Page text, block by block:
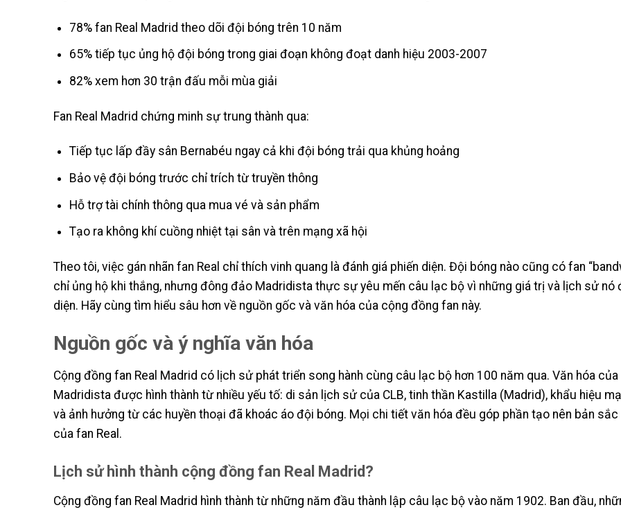
78% fan Real Madrid theo dõi đội bóng trên 10 năm
65% tiếp tục ủng hộ đội bóng trong giai đoạn không đoạt danh hiệu 2003-2007
82% xem hơn 30 trận đấu mỗi mùa giải
Fan Real Madrid chứng minh sự trung thành qua:
Tiếp tục lấp đầy sân Bernabéu ngay cả khi đội bóng trải qua khủng hoảng
Bảo vệ đội bóng trước chỉ trích từ truyền thông
Hỗ trợ tài chính thông qua mua vé và sản phẩm
Tạo ra không khí cuồng nhiệt tại sân và trên mạng xã hội
Theo tôi, việc gán nhãn fan Real chỉ thích vinh quang là đánh giá phiến diện. Đội bóng nào cũng có fan
chỉ ủng hộ khi thắng, nhưng đông đảo Madridista thực sự yêu mến câu lạc bộ vì những giá trị và lịch sử nó
diện. Hãy cùng tìm hiểu sâu hơn về nguồn gốc và văn hóa của cộng đồng fan này.
Nguồn gốc và ý nghĩa văn hóa
Cộng đồng fan Real Madrid có lịch sử phát triển song hành cùng câu lạc bộ hơn 100 năm qua. Văn hóa của
Madridista được hình thành từ nhiều yếu tố: di sản lịch sử của CLB, tinh thần Kastilla (Madrid), khẩu hiệu
và ảnh hưởng từ các huyền thoại đã khoác áo đội bóng. Mọi chi tiết văn hóa đều góp phần tạo nên bản sắc
của fan Real.
Lịch sử hình thành cộng đồng fan Real Madrid?
Cộng đồng fan Real Madrid hình thành từ những năm đầu thành lập câu lạc bộ vào năm 1902. Ban đầu,